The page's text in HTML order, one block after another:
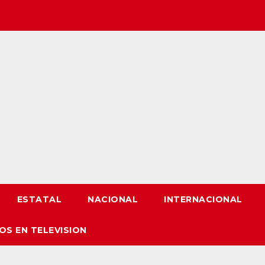
ESTATAL NACIONAL INTERNACIONAL
EN TELEVISION